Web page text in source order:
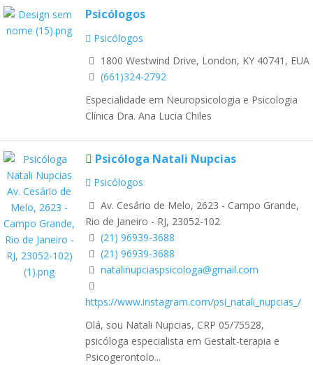
Psicólogos
Psicólogos
1800 Westwind Drive, London, KY 40741, EUA
(661)324-2792
Especialidade em Neuropsicologia e Psicologia
Clínica Dra. Ana Lucia Chiles
Psicóloga Natali Nupcias
Psicólogos
Av. Cesário de Melo, 2623 - Campo Grande,
Rio de Janeiro - RJ, 23052-102
(21) 96939-3688
(21) 96939-3688
natalinupciaspsicologa@gmail.com
https://www.instagram.com/psi_natali_nupcias_/
Olá, sou Natali Nupcias, CRP 05/75528,
psicóloga especialista em Gestalt-terapia e
Psicogerontolo...